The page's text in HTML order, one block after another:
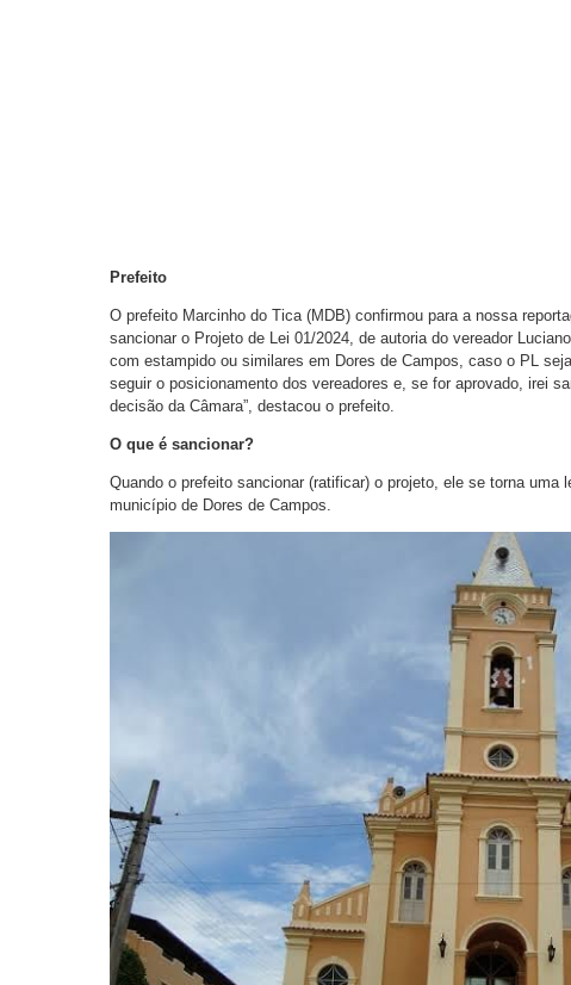
Prefeito
O prefeito Marcinho do Tica (MDB) confirmou para a nossa
sancionar o Projeto de Lei 01/2024, de autoria do vereador
com estampido ou similares em Dores de Campos, caso o PL
seguir o posicionamento dos vereadores e, se for aprovado, irei
decisão da Câmara”, destacou o prefeito.
O que é sancionar?
Quando o prefeito sancionar (ratificar) o projeto, ele se torna uma
município de Dores de Campos.